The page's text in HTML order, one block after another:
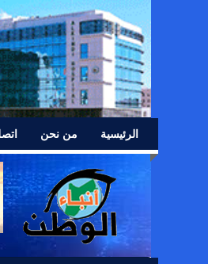
الرئيسية من نحن